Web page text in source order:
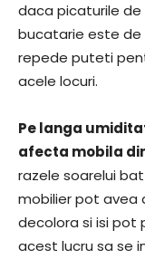
daca picaturile
bucatarie este
repede puteti
acele locuri.
Pe langa
afecta mobila
razele soarelui
mobilier pot avea
decolora si isi pot
acest lucru sa se